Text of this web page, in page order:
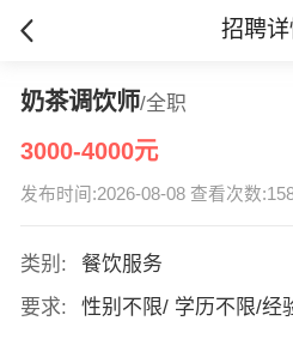
招聘
奶茶调饮师/全职
3000-4000元
发布时间:2026-08-08 查看次数
类别:
餐饮服务
要求:
性别不限/ 学历不限/经